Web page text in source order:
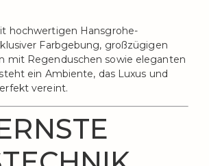
hochwertigen Hansgrohe-
Farbgebung, großzügigen
mit Regenduschen sowie eleganten
ein Ambiente, das Luxus und
vereint.